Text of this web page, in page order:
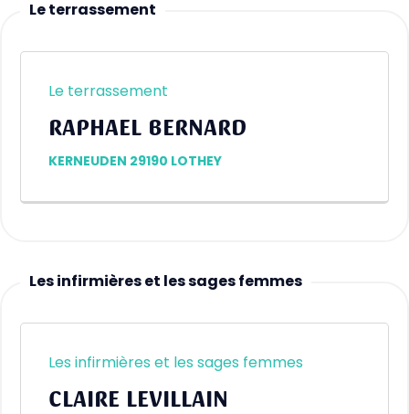
Le terrassement
Le terrassement
RAPHAEL BERNARD
KERNEUDEN 29190 LOTHEY
Les infirmières et les sages femmes
Les infirmières et les sages femmes
CLAIRE LEVILLAIN